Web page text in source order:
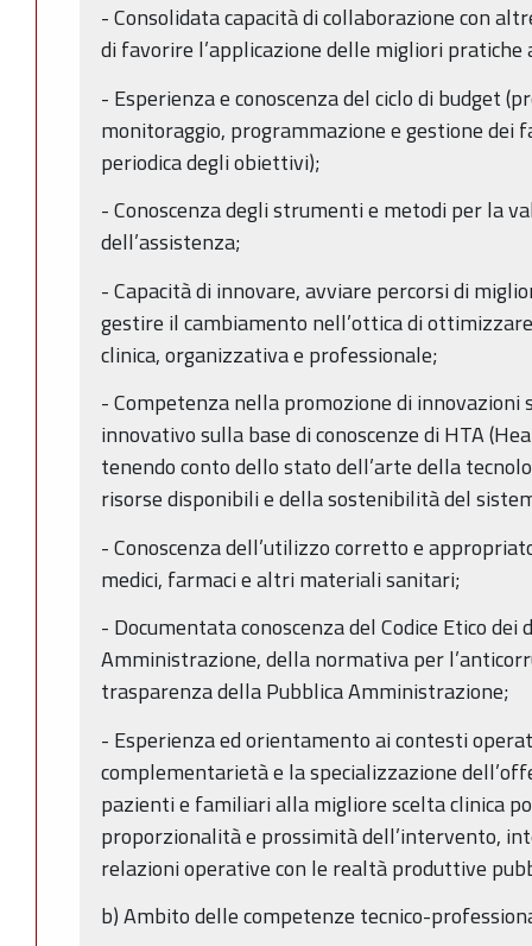
- Consolidata capacità di collaborazione con
di favorire l’applicazione delle migliori pratiche
- Esperienza e conoscenza del ciclo di budget
monitoraggio, programmazione e gestione
periodica degli obiettivi);
- Conoscenza degli strumenti e metodi per la
dell’assistenza;
- Capacità di innovare, avviare percorsi di
gestire il cambiamento nell’ottica di
clinica, organizzativa e professionale;
- Competenza nella promozione di
innovativo sulla base di conoscenze di HTA
tenendo conto dello stato dell’arte della
risorse disponibili e della sostenibilità del
- Conoscenza dell’utilizzo corretto e
medici, farmaci e altri materiali sanitari;
- Documentata conoscenza del Codice Etico
Amministrazione, della normativa per
trasparenza della Pubblica Amministrazione;
- Esperienza ed orientamento ai contesti
complementarietà e la specializzazione
pazienti e familiari alla migliore scelta clinica
proporzionalità e prossimità dell’intervento,
relazioni operative con le realtà produttive
b) Ambito delle competenze tecnico-